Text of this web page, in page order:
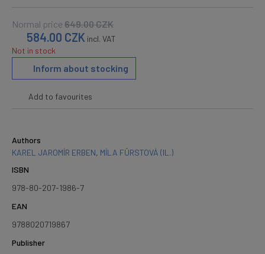
Normal price 649.00CZK
584.00 CZK incl. VAT
Not in stock
Inform about stocking
Add to favourites
Authors
KAREL JAROMÍR ERBEN, MÍLA FÜRSTOVÁ (IL.)
ISBN
978-80-207-1986-7
EAN
9788020719867
Publisher